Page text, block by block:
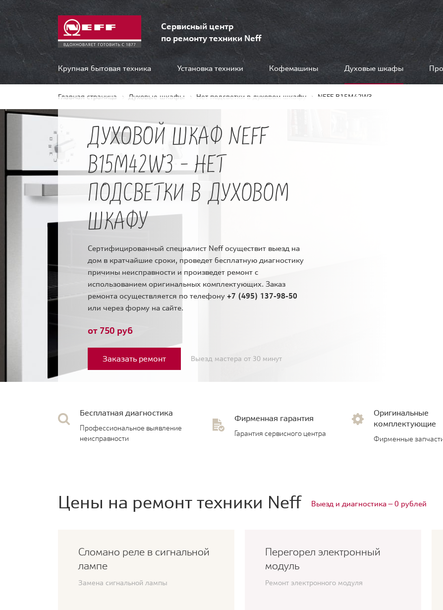
Сервисный центр
по ремонту техники Neff
Крупная бытовая техника Установка техники Кофемашины Духовые шкафы
Главная страница Духовые шкафы Нет подсветки в духовом шкафу NEFF B15M42W3
ДУХОВОЙ ШКАФ NEFF
B15M42W3 - НЕТ
ПОДСВЕТКИ В ДУХОВОМ
ШКАФУ
Сертифицированный специалист Neff осуществит выезд на
дом в кратчайшие сроки, проведет бесплатную диагностику
причины неисправности и произведет ремонт с
использованием оригинальных комплектующих. Заказ
ремонта осуществляется по телефону +7 (495) 137-98-50
или через форму на сайте.
от 750 руб
Заказать ремонт Выезд мастера от 30 минут
Бесплатная диагностика
Профессиональное выявление
неисправности
Фирменная гарантия
Гарантия сервисного центра
Оригинальные
комплектующие
Фирменные
Цены на ремонт техники Neff Выезд и диагностика — 0 рублей
Сломано реле в сигнальной
лампе
Замена сигнальной лампы
Перегорел электронный
модуль
Ремонт электронного модуля